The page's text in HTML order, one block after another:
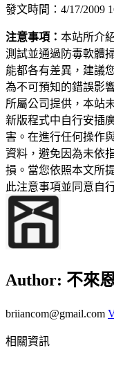
發文時間：4/17/2009
注意事項： 本站所介
測試並通過防毒軟體
能都各有差異，建議
為不可預知的錯誤影
所屬公司提供，本站
新版程式中自行安插
害。在進行任何操作
資料，避免因為未依
損。當您依照本文所
此注意事項並同意自
Author: 不來
briiancom@gmail.com
相關資訊